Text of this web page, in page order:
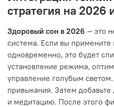
стратегия на 2026
Здоровый сон в 2026 — это
система. Если вы примените
одновременно, это будет
установление режима,
управление голубым
привыкания. Затем
и медитацию. После этого